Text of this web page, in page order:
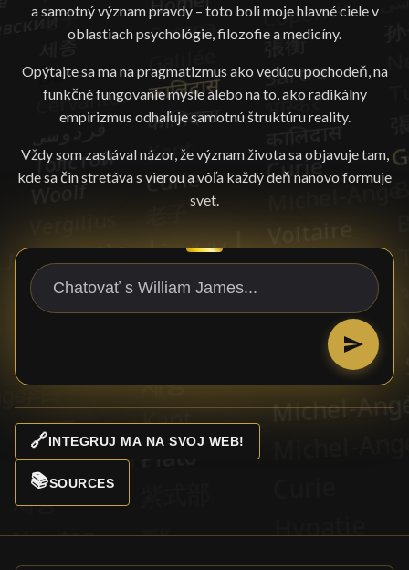
a samotný význam pravdy – toto boli moje hlavné ciele v
oblastiach psychológie, filozofie a medicíny.
Opýtajte sa ma na pragmatizmus ako vedúcu pochodeň, na
funkčné fungovanie mysle alebo na to, ako radikálny
empirizmus odhaľuje samotnú štruktúru reality.
Vždy som zastával názor, že význam života sa objavuje tam,
kde sa čin stretáva s vierou a vôľa každý deň nanovo formuje
svet.
🔗INTEGRUJ MA NA SVOJ WEB!
📚SOURCES